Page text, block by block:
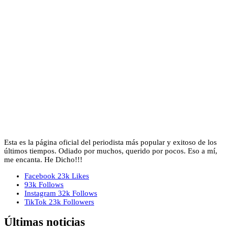
Esta es la página oficial del periodista más popular y exitoso de los
últimos tiempos. Odiado por muchos, querido por pocos. Eso a mí,
me encanta. He Dicho!!!
Facebook 23k Likes
93k Follows
Instagram 32k Follows
TikTok 23k Followers
Últimas noticias